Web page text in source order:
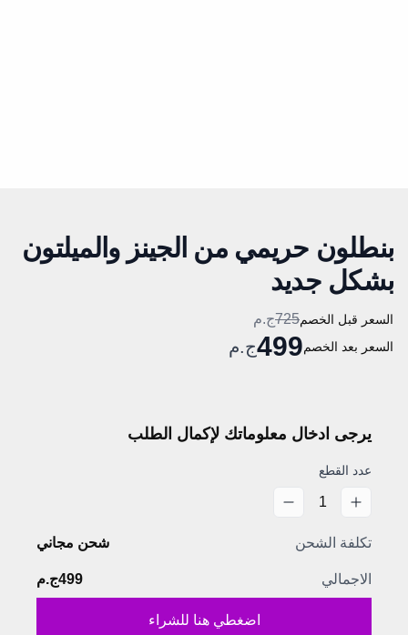
بنطلون حريمي من الجينز والميلتون
بشكل جديد
السعر قبل الخصم725ج.م
السعر بعد الخصم499ج.م
يرجى ادخال معلوماتك لإكمال الطلب
عدد القطع
1
تكلفة الشحن شحن مجاني
الاجمالي 499ج.م
اضغطي هنا للشراء